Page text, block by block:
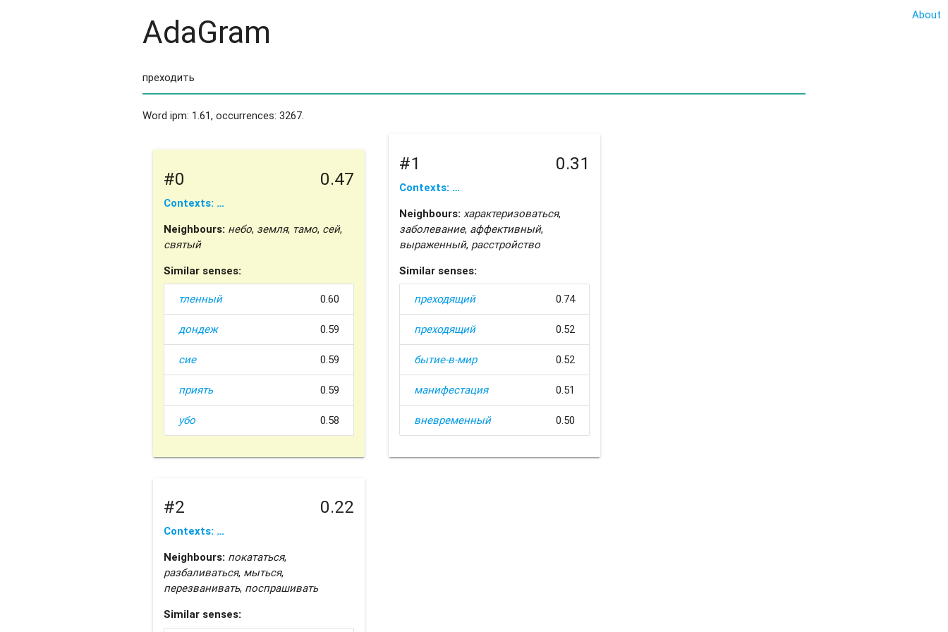
About
AdaGram
Word ipm: 1.61, occurrences: 3267.
#0 0.47
Contexts: …
Neighbours: небо, земля, тамо, сей,
святый
Similar senses:
тленный 0.60
дондеж 0.59
сие 0.59
приять 0.59
убо 0.58
#1 0.31
Contexts: …
Neighbours: характеризоваться,
заболевание, аффективный,
выраженный, расстройство
Similar senses:
преходящий 0.74
преходящий 0.52
бытие-в-мир 0.52
манифестация 0.51
вневременный 0.50
#2 0.22
Contexts: …
Neighbours: покататься,
разбаливаться, мыться,
перезванивать, поспрашивать
Similar senses: